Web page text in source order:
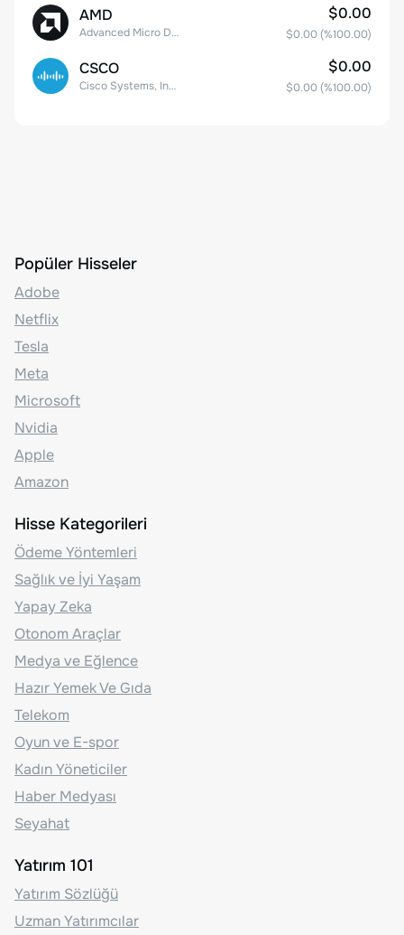
AMD
Advanced Micro Devices
$0.00
$0.00 (%100.00)
CSCO
Cisco Systems, Inc. Common Stock (DE)
$0.00
$0.00 (%100.00)
Popüler Hisseler
Adobe
Netflix
Tesla
Meta
Microsoft
Nvidia
Apple
Amazon
Hisse Kategorileri
Ödeme Yöntemleri
Sağlık ve İyi Yaşam
Yapay Zeka
Otonom Araçlar
Medya ve Eğlence
Hazır Yemek Ve Gıda
Telekom
Oyun ve E-spor
Kadın Yöneticiler
Haber Medyası
Seyahat
Yatırım 101
Yatırım Sözlüğü
Uzman Yatırımcılar